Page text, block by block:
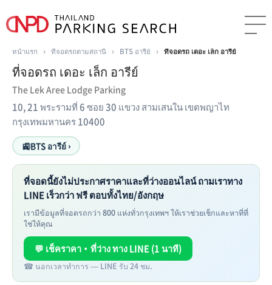
หน้าแรก › ที่จอดรถตามสถานี › BTS อารีย์ › ที่จอดรถ เดอะ เล็ก อารีย์
ที่จอดรถ เดอะ เล็ก อารีย์
The Lek Aree Lodge Parking
10, 21 พระรามที่ 6 ซอย 30 แขวง สามเสนใน เขตพญาไท
กรุงเทพมหานคร 10400
🚉BTS อารีย์ ›
ที่จอดนี้ยังไม่ประกาศราคาและที่ว่างออนไลน์ ถามเราทาง
LINE เร็วกว่า ฟรี ตอบทั้งไทย/อังกฤษ
เรามีข้อมูลที่จอดรถกว่า 800 แห่งทั่วกรุงเทพฯ ให้เราช่วยเช็กและหาที่ที่
ใช่ให้คุณ
💬 เช็คราคา・ที่ว่าง ทาง LINE (1 นาที)
☎ นอกเวลาทำการ — LINE รับ 24 ชม.